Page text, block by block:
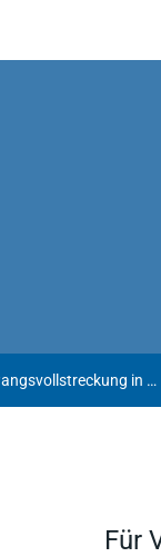
Gläubigeranfechtung auf Duldung der Zwangsvollstreckung in ein Grundstück nach Grundstücksübertragung
Für